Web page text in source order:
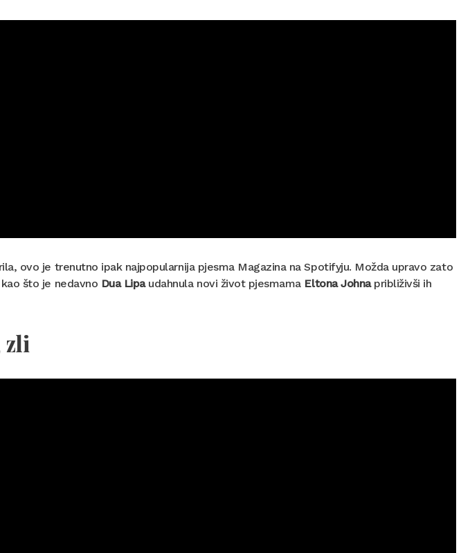
ovo je trenutno ipak najpopularnija pjesma Magazina na Spotifyju. Možda upravo zato
što je nedavno Dua Lipaudahnula novi život pjesmama Eltona Johnapribliživši ih
zli